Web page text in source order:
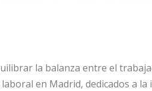
la balanza entre el
en Madrid, dedicados a